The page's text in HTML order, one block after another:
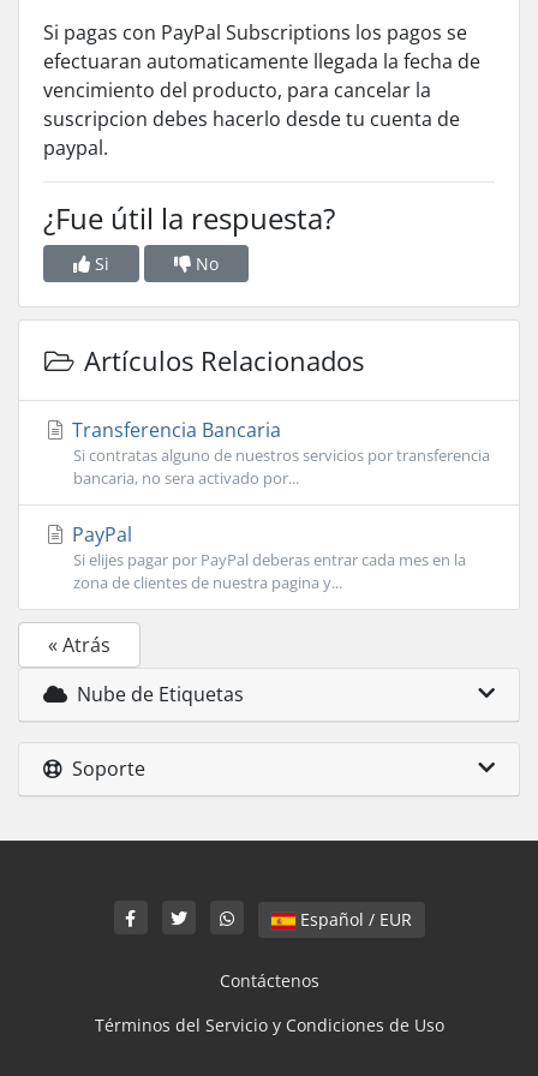
Si pagas con PayPal Subscriptions los pagos se
efectuaran automaticamente llegada la fecha de
vencimiento del producto, para cancelar la
suscripcion debes hacerlo desde tu cuenta de
paypal.
¿Fue útil la respuesta?
Si No
Artículos Relacionados
Transferencia Bancaria
Si contratas alguno de nuestros servicios por transferencia
bancaria, no sera activado por...
PayPal
Si elijes pagar por PayPal deberas entrar cada mes en la
zona de clientes de nuestra pagina y...
« Atrás
Nube de Etiquetas
Soporte
Español / EUR
Contáctenos
Términos del Servicio y Condiciones de Uso